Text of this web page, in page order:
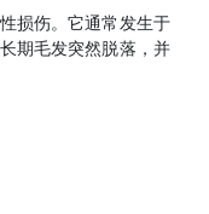
损伤。它通常发生于
期毛发突然脱落，并